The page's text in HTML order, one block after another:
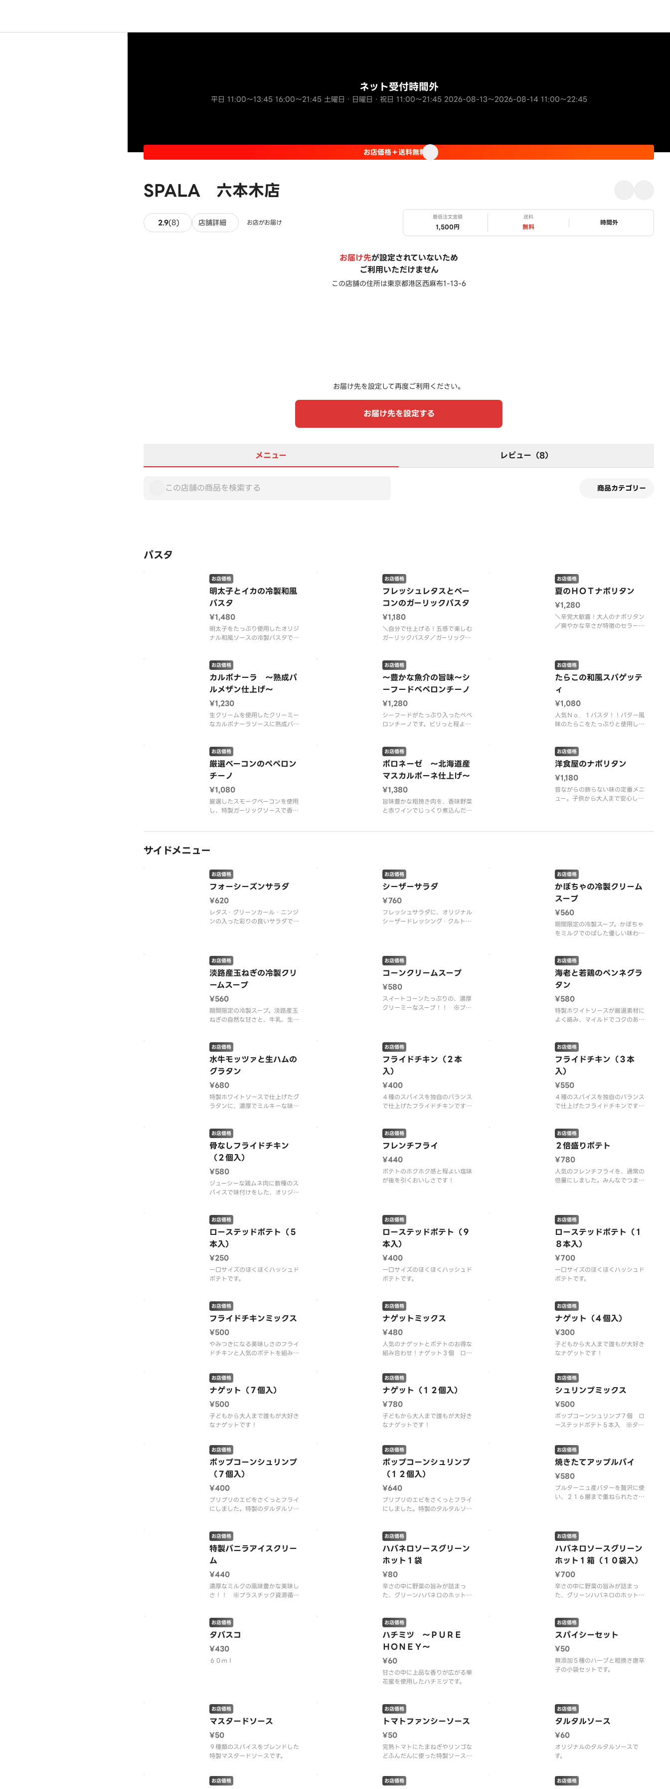
SPALA 六本木店
ネット受付時間外
平日 11:00～13:45 16:00～21:45 土曜日・日曜日・祝日 11:00～21:45 2026-08-13～2026-08-14 11:00～22:45
お店価格＋送料無料
2.9(8) 8件のレビュー
店舗詳細 お店がお届け
最低注文金額
1,500円
送料
無料 ステータス
時間外
お届け先が設定されていないため
ご利用いただけません
この店舗の住所は東京都港区西麻布1-13-6
お届け先を設定して再度ご利用ください。
お届け先を設定する
メニュー レビュー（8）
商品カテゴリー
パスタ
明太子とイカの冷製和風
パスタ
お店価格
¥1,480
明太子をたっぷり使用したオリジ
ナル和風ソースの冷製パスタで
カ・小ねぎ・のり（別添）※のり
は別添えです。 ※プラスチック
資源循環法の施行に伴い、フォー
クを有料（１本１０円）とさせて
いただきます。 ※フォー
フレッシュレタスとベー
コンのガーリックパスタ
お店価格
¥1,180
＼自分で仕上げる！五感で楽しむ
ガーリックパスタ／ガーリックの
でなく、フライドガーリックや特
製ガーリックソースを一緒に使用
することで、ガーリックのポテン
シャルを最大限に引き出し、香ば
しさやコクのある旨み
夏のＨＯＴナポリタン
お店価格
¥1,280
＼辛党大歓喜！大人のナポリタン
／爽やかな辛さが特徴のセラーノ
に、突き抜ける辛さが加わり、こ
れまでにない新しい美味しさに仕
上げました。具材には、粗びきソ
ーセージとチョリソの
カルボナーラ 〜熟成パ
ルメザン仕上げ〜
お店価格
¥1,230
生クリームを使用したクリーミー
なカルボナーラソースに熟成パル
ーラソース＞ 厚切りベーコン・
パルメザンチーズ・ブラックペッ
パー ※プラスチック資源循環法
の施行に伴い、フォークを有料
（１本１０円）とさせて
〜豊かな魚介の旨味〜シ
ーフードペペロンチーノ
お店価格
¥1,280
シーフードがたっぷり入ったペペ
ロンチーノです。ピリっと程よい
＜ガーリックソース＞エビ・イ
カ・貝柱・ガーリックチップ・唐
辛子・パセリ・ＥＶオリーブオイ
ル（別添） ※ＥＶオリーブオイ
ルは別添えです。 ※プ
たらこの和風スパゲッテ
ィ
お店価格
¥1,080
人気Ｎｏ．１パスタ！！バター風
味のたらこをたっぷりと使用した
みでのりをかけてお召し上がりく
ださい。 ＜たらこソース＞ た
らこ・小ねぎ・のり（別添） ※
のりは別添えです。 ※プラスチ
ック資源循環法の施行
厳選ベーコンのペペロン
チーノ
お店価格
¥1,080
厳選したスモークベーコンを使用
し、特製ガーリックソースで香ば
す。 ※プラスチック資
ボロネーゼ 〜北海道産
マスカルポーネ仕上げ〜
お店価格
¥1,380
旨味豊かな粗挽き肉を、香味野菜
と赤ワインでじっくり煮込んだボ
クは、サイドメニュー
洋食屋のナポリタン
お店価格
¥1,180
昔ながらの飾らない味の定番メニ
ュー。子供から大人まで安心して
ム・オニオン・ピーマン・パセ
サイドメニュー
フォーシーズンサラダ
お店価格
¥620
レタス・グリーンカール・ニンジ
ンの入った彩りの良いサラダで
い、フォークを有料（１本１０
円）とさせていただきます。 ※
フォークは、サイドメニューにご
ざいます。
シーザーサラダ
お店価格
¥760
フレッシュサラダに、オリジナル
シーザードレッシング・クルト
行に伴い、フォークを有料（１本
１０円）とさせていただきます。
※フォークは、サイドメニュー
にございます。
かぼちゃの冷製クリーム
スープ
お店価格
¥560
期間限定の冷製スープ。かぼちゃ
をミルクでのばした優しい味わい
が広がります。 ※プラスチック
資源循環法の施行に伴い、スプー
ンを有料（１本１０円）とさせて
いただきます。 ※スプーンは、
サイドメニューにござ
淡路産玉ねぎの冷製クリ
ームスープ
お店価格
¥560
期間限定の冷製スープ。淡路産玉
ねぎの自然な甘さと、牛乳、生ク
ラスチック資源循環法の施行に伴
い、スプーンを有料（１本１０
円）とさせていただきます。 ※
スプーンは、サイドメニューにご
ざいます。
コーンクリームスープ
お店価格
¥580
スイートコーンたっぷりの、濃厚
クリーミーなスープ！！ ※プラ
スプーンは、サイドメニューにご
ざいます。
海老と若鶏のペンネグラ
タン
お店価格
¥580
特製ホワイトソースが厳選素材に
よく絡み、マイルドでコクのある
を有料（１本１０円）とさせてい
ただきます。 ※スプーンは、サ
イドメニューにございます。
水牛モッツァと生ハムの
グラタン
お店価格
¥680
特製ホワイトソースで仕上げたグ
ラタンに、濃厚でミルキーな味わ
スチック資源循環法の施行に伴
い、スプーンを有料（１本１０
円）とさせていただきます。 ※
スプーンは、サイドメニューにご
ざいます。
フライドチキン（２本
入）
お店価格
¥400
４種のスパイスを独自のバランス
で仕上げたフライドチキンです。
フライドチキン（３本
入）
お店価格
¥550
４種のスパイスを独自のバランス
で仕上げたフライドチキンです。
骨なしフライドチキン
（２個入）
お店価格
¥580
ジューシーな鶏ムネ肉に数種のス
パイスで味付けをした、オリジナ
フレンチフライ
お店価格
¥440
ポテトのホクホク感と程よい塩味
が後を引くおいしさです！
２倍盛りポテト
お店価格
¥780
人気のフレンチフライを、通常の
倍量にしました。みんなでつまん
ローステッドポテト（５
本入）
お店価格
¥250
一口サイズのほくほくハッシュド
ポテトです。
ローステッドポテト（９
本入）
お店価格
¥400
一口サイズのほくほくハッシュド
ポテトです。
ローステッドポテト（１
８本入）
お店価格
¥700
一口サイズのほくほくハッシュド
ポテトです。
フライドチキンミックス
お店価格
¥500
やみつきになる美味しさのフライ
ドチキンと人気のポテトを組み合
す。フライドチキン２本・ロース
テッドポテト５本
ナゲットミックス
お店価格
¥480
人気のナゲットとポテトのお得な
組み合わせ！ナゲット３個 ロー
ナゲット（４個入）
お店価格
¥300
子どもから大人まで誰もが大好き
なナゲットです！
ナゲット（７個入）
お店価格
¥500
子どもから大人まで誰もが大好き
なナゲットです！
ナゲット（１２個入）
お店価格
¥780
子どもから大人まで誰もが大好き
なナゲットです！
シュリンプミックス
お店価格
¥500
ポップコーンシュリンプ７個 ロ
ーステッドポテト５本入 ※タル
ポップコーンシュリンプ
（７個入）
お店価格
¥400
プリプリのエビをさくっとフライ
にしました。特製のタルタルソー
ポップコーンシュリンプ
（１２個入）
お店価格
¥640
プリプリのエビをさくっとフライ
にしました。特製のタルタルソー
焼きたてアップルパイ
お店価格
¥580
ブルターニュ産バターを贅沢に使
い、２１６層まで重ねられたさく
特製バニラアイスクリー
ム
お店価格
¥440
濃厚なミルクの風味豊かな美味し
さ！！ ※プラスチック資源循環
ます。 ※スプーンは、サイドメ
ニューにございます。
ハバネロソースグリーン
ホット１袋
お店価格
¥80
辛さの中に野菜の旨みが詰まっ
た、グリーンハバネロのホットソ
ハバネロソースグリーン
ホット１箱（１０袋入）
お店価格
¥700
辛さの中に野菜の旨みが詰まっ
た、グリーンハバネロのホットソ
タバスコ
お店価格
¥430
６０ｍｌ
ハチミツ 〜ＰＵＲＥ
ＨＯＮＥＹ〜
お店価格
¥60
甘さの中に上品な香りが広がる単
花蜜を使用したハチミツです。
スパイシーセット
お店価格
¥50
無添加５種のハーブと粗挽き唐辛
子の小袋セットです。
マスタードソース
お店価格
¥50
９種類のスパイスをブレンドした
特製マスタードソースです。
トマトファンシーソース
お店価格
¥50
完熟トマトにたまねぎやリンゴな
どふんだんに使った特製ソースで
タルタルソース
お店価格
¥60
オリジナルのタルタルソースで
す。
お店価格 お店価格 お店価格